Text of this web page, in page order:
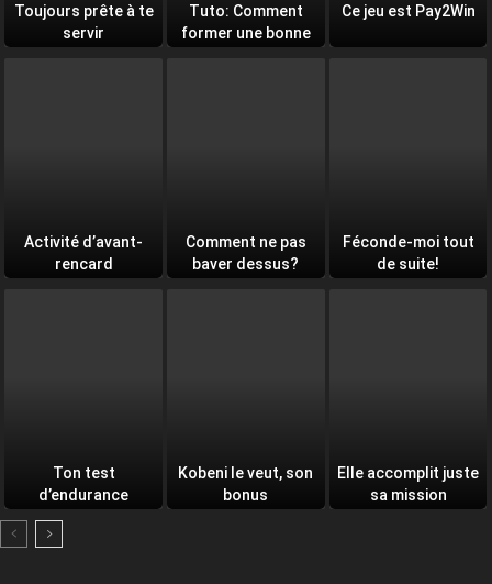
Toujours prête à te
servir
Tuto: Comment
former une bonne
Ce jeu est Pay2Win
Activité d’avant-
rencard
Comment ne pas
baver dessus?
Féconde-moi tout
de suite!
Ton test
d’endurance
quotidien
Kobeni le veut, son
bonus
Elle accomplit juste
sa mission